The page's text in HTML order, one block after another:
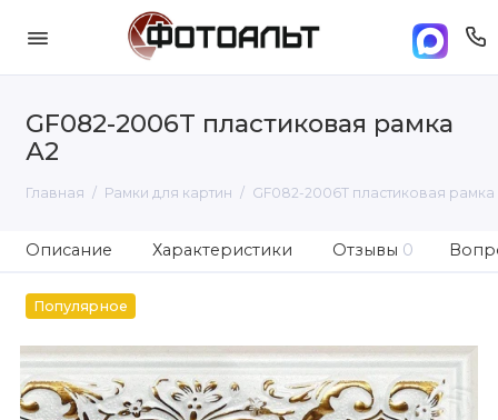
GF082-2006T пластиковая рамка
А2
Главная Рамки для картин GF082-2006T пластиковая рамка
Описание Характеристики Отзывы 0
Популярное